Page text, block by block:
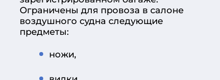
Ограничены для провоза в салоне
воздушного судна следующие
предметы:
ножи,